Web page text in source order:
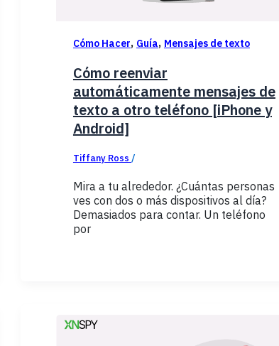
Cómo Hacer, Guía, Mensajes de texto
Cómo reenviar
automáticamente mensajes de
texto a otro teléfono [iPhone y
Android]
Tiffany Ross /
Mira a tu alrededor. ¿Cuántas personas
ves con dos o más dispositivos al día?
Demasiados para contar. Un teléfono
por